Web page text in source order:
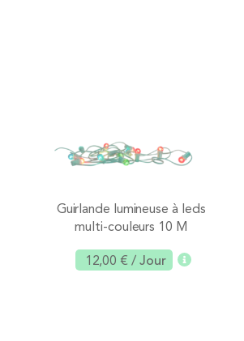
Guirlande lumineuse à leds
multi-couleurs 10 M
12,00 € / Jour